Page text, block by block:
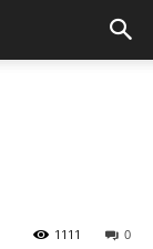
0
1111